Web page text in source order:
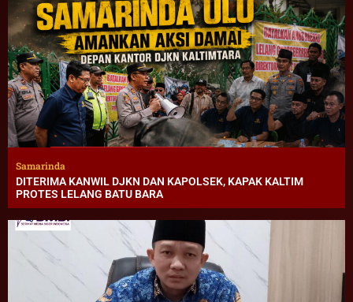
Samarinda
DITERIMA KANWIL DJKN DAN KAPOLSEK, KAPAK KALTIM
PROTES LELANG BATU BARA